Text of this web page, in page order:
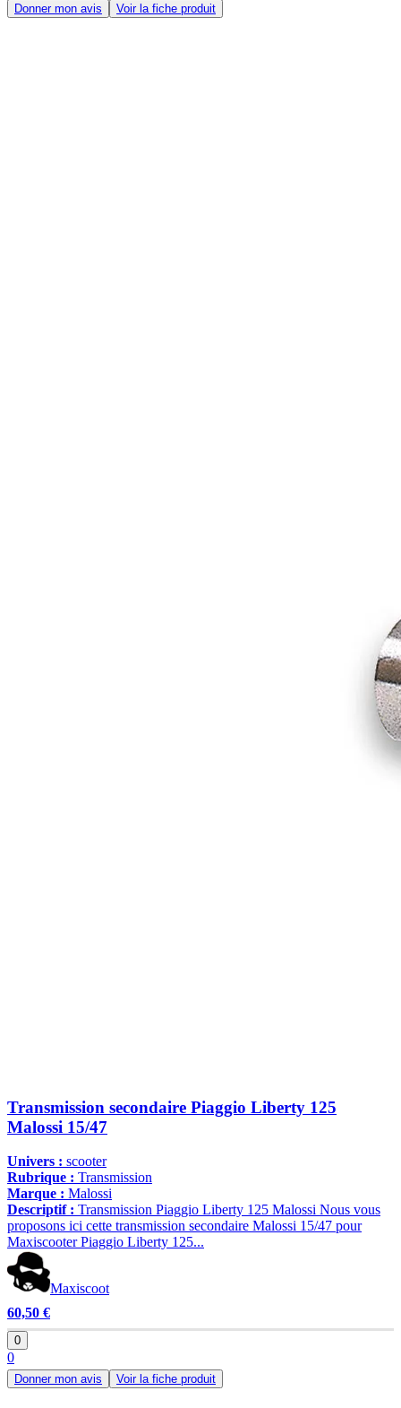
Donner mon avis Voir la fiche produit
Transmission secondaire Piaggio Liberty 125
Malossi 15/47
Univers : scooter
Rubrique : Transmission
Marque : Malossi
Descriptif : Transmission Piaggio Liberty 125 Malossi Nous vous
proposons ici cette transmission secondaire Malossi 15/47 pour
Maxiscooter Piaggio Liberty 125...
Maxiscoot
60,50 €
0
0
Donner mon avis Voir la fiche produit